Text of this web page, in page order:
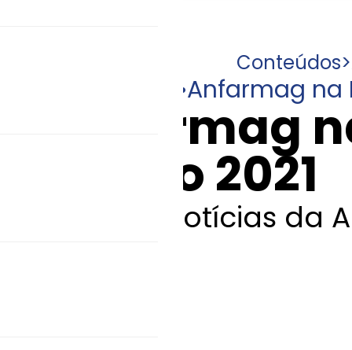
Conteúdos>
•Anfarmag na
Anfarmag
Junho 2021
Veja as notícias da